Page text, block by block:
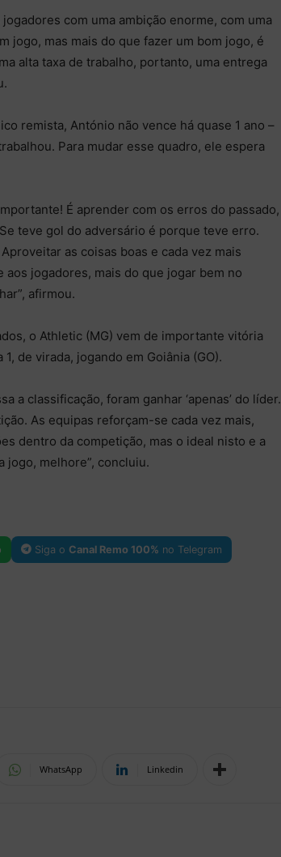
com uma ambição enorme, com uma
jogo, mas mais do que fazer um bom jogo, é
alta taxa de trabalho, portanto, uma entrega
remista, António não vence há quase 1 ano –
Para mudar esse quadro, ele espera
É aprender com os erros do passado,
teve gol do adversário é porque teve erro.
as coisas boas e cada vez mais
jogadores, mais do que jogar bem no
afirmou.
o Athletic (MG) vem de importante vitória
de virada, jogando em Goiânia (GO).
a classificação, foram ganhar ‘apenas’ do líder.
As equipas reforçam-se cada vez mais,
dentro da competição, mas o ideal nisto e a
jogo, melhore”, concluiu.
Siga o Canal Remo 100% no Telegram
WhatsApp Linkedin